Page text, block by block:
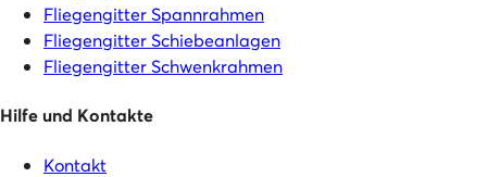
Fliegengitter Spannrahmen
Fliegengitter Schiebeanlagen
Fliegengitter Schwenkrahmen
Hilfe und Kontakte
Kontakt